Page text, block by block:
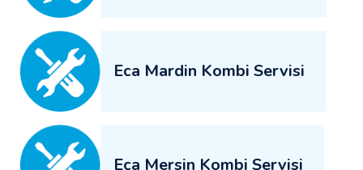
Eca Mardin Kombi Servisi
Eca Mersin Kombi Servisi